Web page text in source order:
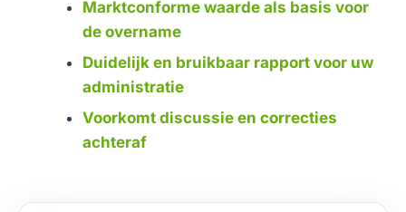
Marktconforme waarde als basis voor
de overname
Duidelijk en bruikbaar rapport voor uw
administratie
Voorkomt discussie en correcties
achteraf